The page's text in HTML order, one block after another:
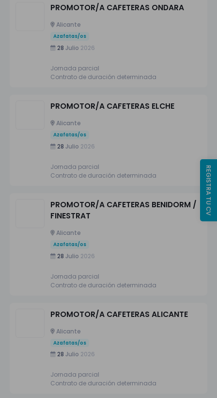
PROMOTOR/A CAFETERAS ONDARA
Alicante
Azafatas/os
28 Julio 2026
Jornada parcial
Contrato de duración determinada
PROMOTOR/A CAFETERAS ELCHE
Alicante
Azafatas/os
28 Julio 2026
Jornada parcial
Contrato de duración determinada
PROMOTOR/A CAFETERAS BENIDORM /
FINESTRAT
Alicante
Azafatas/os
28 Julio 2026
Jornada parcial
Contrato de duración determinada
PROMOTOR/A CAFETERAS ALICANTE
Alicante
Azafatas/os
28 Julio 2026
Jornada parcial
Contrato de duración determinada
REGISTRA TU CV